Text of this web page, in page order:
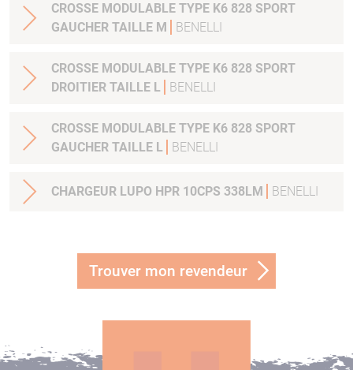
CROSSE MODULABLE TYPE K6 828 SPORT
GAUCHER TAILLE M
BENELLI
CROSSE MODULABLE TYPE K6 828 SPORT
DROITIER TAILLE L
BENELLI
CROSSE MODULABLE TYPE K6 828 SPORT
GAUCHER TAILLE L
BENELLI
CHARGEUR LUPO HPR 10CPS 338LM BENELLI
Trouver mon revendeur